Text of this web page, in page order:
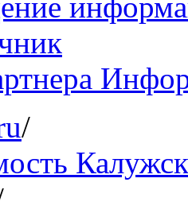
/